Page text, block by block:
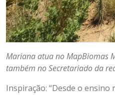
Mariana atua no MapBiomas
também no Secretariado da
Inspiração: “Desde o